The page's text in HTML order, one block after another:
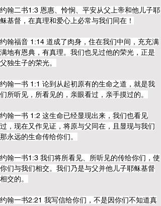
约翰二书1:3 恩惠、怜悯、平安从父上帝和他儿子耶
稣基督，在真理和爱心上必常与我们同在！
约翰福音 1:14 道成了肉身，住在我们中间，充充满
满地有恩典，有真理。我们也见过他的荣光，正是
父独生子的荣光。
约翰一书 1:1 论到从起初原有的生命之道，就是我
们所听见，所看见的，亲眼看过，亲手摸过的。
约翰一书 1:2 这生命已经显现出来，我们也看见
过，现在又作见证，将原与父同在，且显现与我们
那永远的生命传给你们。
约翰一书1:3 我们将所看见、所听见的传给你们，使
你们与我们相交。我们乃是与父并他儿子耶稣基督
相交的。
约翰一书2:21 我写信给你们，不是因你们不知道真